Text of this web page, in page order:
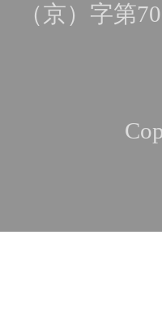
（京）字第